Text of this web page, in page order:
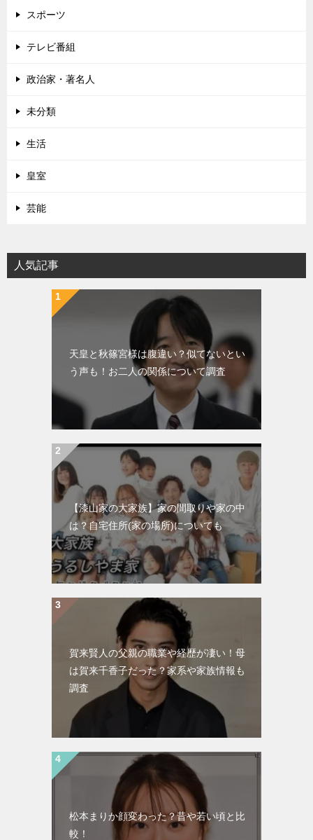
スポーツ
テレビ番組
政治家・著名人
未分類
生活
皇室
芸能
人気記事
天皇と秋篠宮様は腹違い？似てないとい
う声も！お二人の関係について調査
【漆山家の大家族】家の間取りや家の中
は？自宅住所(家の場所)についても
賀来賢人の父親の職業や経歴が凄い！母
は賀来千香子だった？家系や家族情報も
調査
松本まりか顔変わった？昔や若い頃と比
較！